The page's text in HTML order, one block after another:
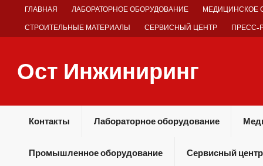
ГЛАВНАЯ ЛАБОРАТОРНОЕ ОБОРУДОВАНИЕ МЕДИЦИНСКОЕ
СТРОИТЕЛЬНЫЕ МАТЕРИАЛЫ СЕРВИСНЫЙ ЦЕНТР ПРЕСС-
Ост Инжиниринг
Контакты Лабораторное оборудование
Промышленное оборудование Сервисный центр